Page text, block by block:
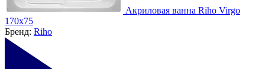
Акриловая ванна Riho Virgo
170х75
Бренд: Riho